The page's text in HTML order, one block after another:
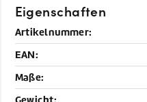
Eigenschaften
Artikelnummer:
EAN:
Maße:
Gewicht: